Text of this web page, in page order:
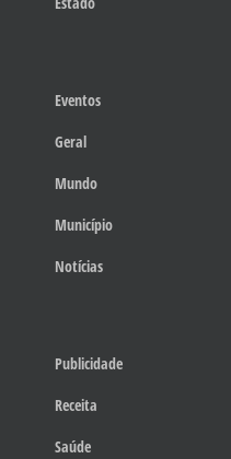
Eventos
Geral
Mundo
Município
Notícias
Publicidade
Receita
Saúde